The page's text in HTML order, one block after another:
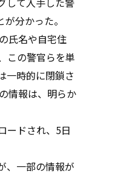
分かった。
氏名や自宅住
この警官らを単
一時的に閉鎖さ
情報は、明らか
ードされ、5日
、一部の情報が